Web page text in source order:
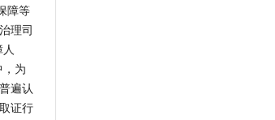
障等
理司
，为
遍认
证行